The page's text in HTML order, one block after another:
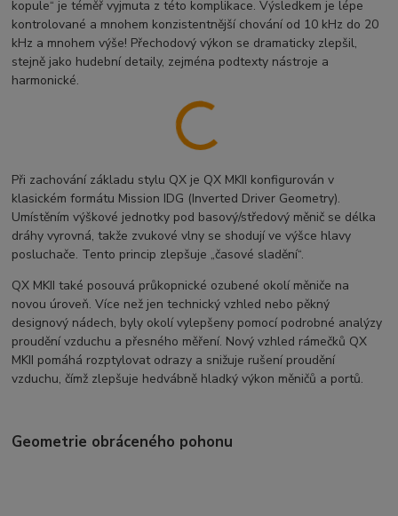
kopule“ je téměř vyjmuta z této komplikace. Výsledkem je lépe
kontrolované a mnohem konzistentnější chování od 10 kHz do 20
kHz a mnohem výše! Přechodový výkon se dramaticky zlepšil,
stejně jako hudební detaily, zejména podtexty nástroje a
harmonické.
Při zachování základu stylu QX je QX MKII konfigurován v
klasickém formátu Mission IDG (Inverted Driver Geometry).
Umístěním výškové jednotky pod basový/středový měnič se délka
dráhy vyrovná, takže zvukové vlny se shodují ve výšce hlavy
posluchače. Tento princip zlepšuje „časové sladění“.
QX MKII také posouvá průkopnické ozubené okolí měniče na
novou úroveň. Více než jen technický vzhled nebo pěkný
designový nádech, byly okolí vylepšeny pomocí podrobné analýzy
proudění vzduchu a přesného měření. Nový vzhled rámečků QX
MKII pomáhá rozptylovat odrazy a snižuje rušení proudění
vzduchu, čímž zlepšuje hedvábně hladký výkon měničů a portů.
Geometrie obráceného pohonu